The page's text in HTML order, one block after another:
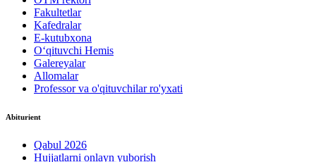
Fakultetlar
Kafedralar
E-kutubxona
O‘qituvchi Hemis
Galereyalar
Allomalar
Professor va o'qituvchilar ro'yxati
Abiturient
Qabul 2026
Hujjatlarni onlayn yuborish